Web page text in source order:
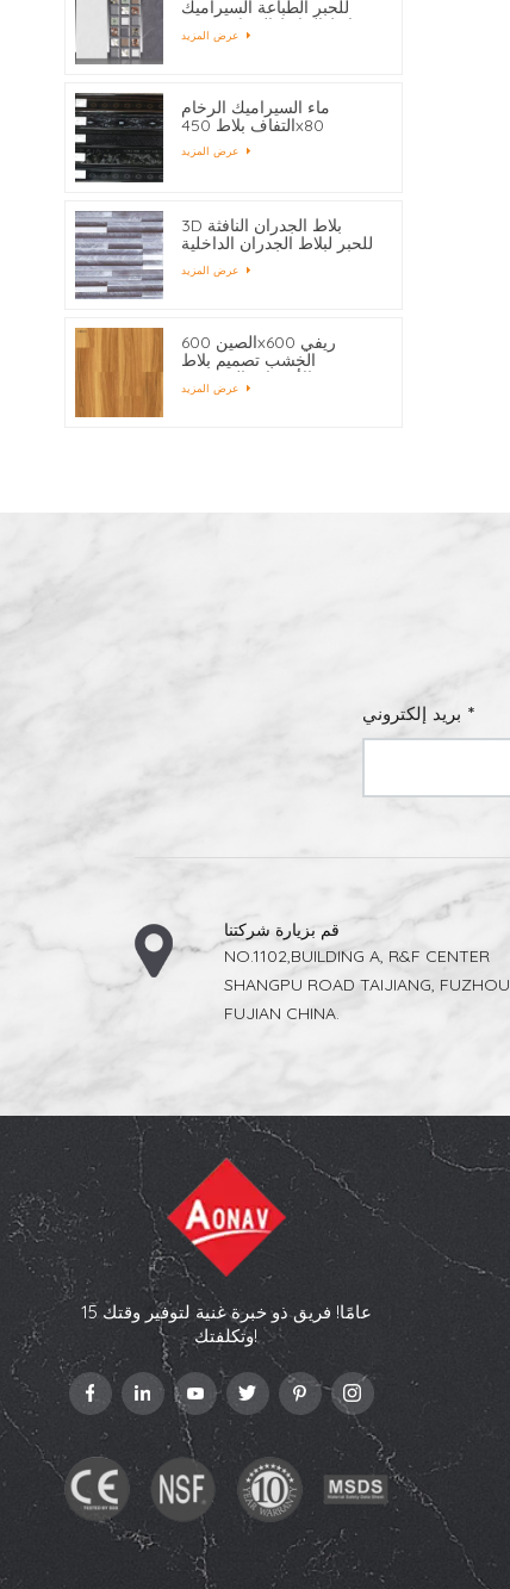
للحبر الطباعة السيراميك
بلاط الحائط الحمام حسب
الطلب
ماء السيراميك الرخام
التفاف بلاط 450x80
3D بلاط الجدران النافثة
للحبر لبلاط الجدران الداخلية
الصين 600x600 ريفي
الخشب تصميم بلاط
الأرضيات المصنعين
بريد إلكتروني *
قم بزيارة شركتنا
NO.1102,BUILDING A, R&F CENTER
SHANGPU ROAD TAIJIANG, FUZHOU
FUJIAN CHINA.
15 عامًا! فريق ذو خبرة غنية لتوفير وقتك
وتكلفتك!